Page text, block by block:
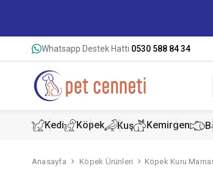
Whatsapp Destek Hattı 0530 588 84 34
Kedi Köpek Kuş Kemirgen
Anasayfa Köpek Ürünleri Köpek Kuru